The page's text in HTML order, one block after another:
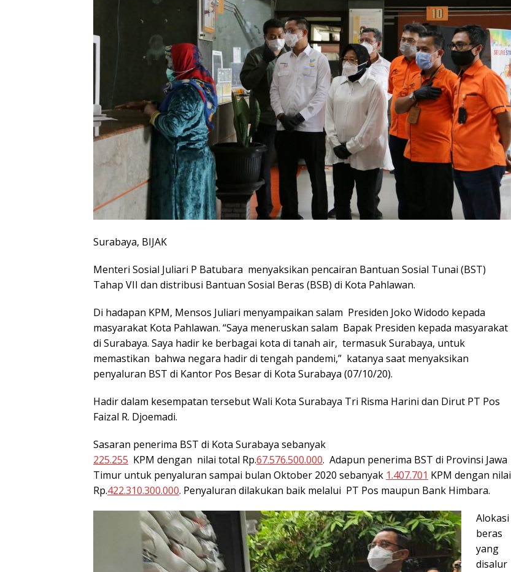
Surabaya, BIJAK
Menteri Sosial Juliari P Batubara menyaksikan pencairan Bantuan Sosial Tunai (BST)
Tahap VII dan distribusi Bantuan Sosial Beras (BSB) di Kota Pahlawan.
Di hadapan KPM, Mensos Juliari menyampaikan salam Presiden Joko Widodo kepada
masyarakat Kota Pahlawan. “Saya meneruskan salam Bapak Presiden kepada masyarakat
di Surabaya. Saya hadir ke berbagai kota di tanah air, termasuk Surabaya, untuk
memastikan bahwa negara hadir di tengah pandemi,” katanya saat menyaksikan
penyaluran BST di Kantor Pos Besar di Kota Surabaya (07/10/20).
Hadir dalam kesempatan tersebut Wali Kota Surabaya Tri Risma Harini dan Dirut PT Pos
Faizal R. Djoemadi.
Sasaran penerima BST di Kota Surabaya sebanyak
225.255 KPM dengan nilai total Rp.67.576.500.000. Adapun penerima BST di Provinsi Jawa
Timur untuk penyaluran sampai bulan Oktober 2020 sebanyak 1.407.701 KPM dengan nilai
Rp.422.310.300.000. Penyaluran dilakukan baik melalui PT Pos maupun Bank Himbara.
Alokasi
beras
yang
disalur